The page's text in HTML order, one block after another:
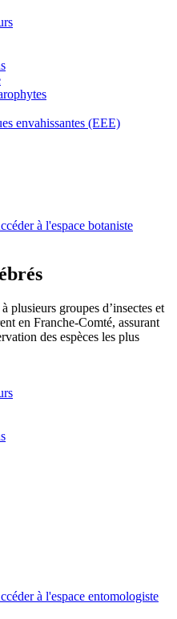
envahissantes (EEE)
à l'espace botaniste
plusieurs groupes d’insectes et
en Franche-Comté, assurant
des espèces les plus
à l'espace entomologiste